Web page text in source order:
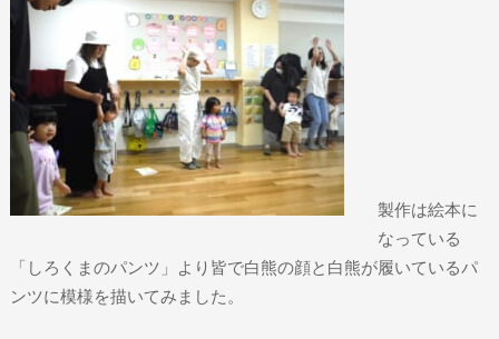
製作は絵本に
なっている
「しろくまのパンツ」より皆で白熊の顔と白熊が履いているパ
ンツに模様を描いてみました。